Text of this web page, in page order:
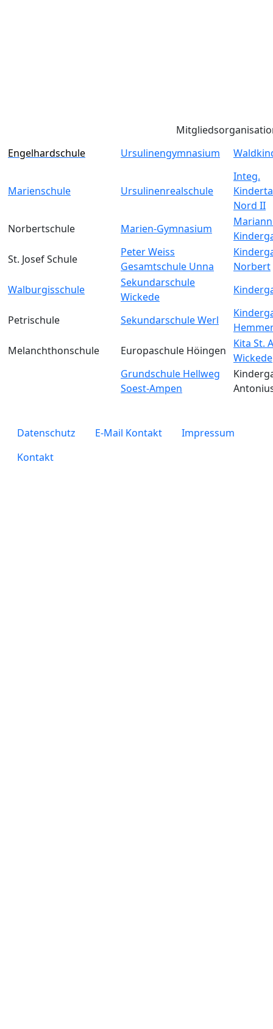
Engelhardschule
Ursulinengymnasium
Marienschule Ursulinenrealschule
Integ.
Nord II
Norbertschule
Marien-Gymnasium
St. Josef Schule
Peter Weiss
Gesamtschule Unna
Norbert
Walburgisschule
Sekundarschule
Wickede
Petrischule Sekundarschule Werl
Melanchthonschule
Europaschule Höingen
Kita St.
Wickede
Grundschule Hellweg
Soest-Ampen
legals
Datenschutz E-Mail Kontakt
Impressum
Kontakt